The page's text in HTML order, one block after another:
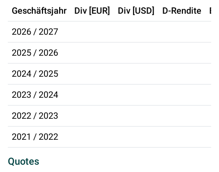
Geschäftsjahr
Div [EUR] Div [USD] D-Rendite
2026 / 2027
2025 / 2026
2024 / 2025
2023 / 2024
2022 / 2023
2021 / 2022
Quotes